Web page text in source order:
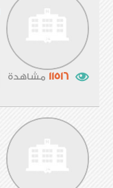
11516 مشاهدة